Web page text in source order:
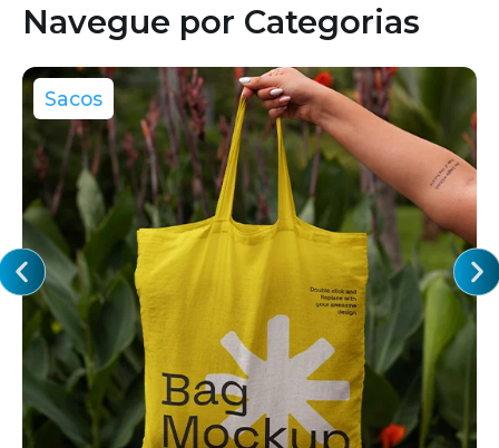
Navegue por Categorias
Sacos